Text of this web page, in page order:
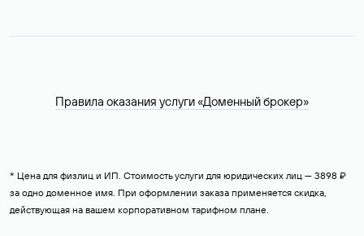
Правила оказания услуги «Доменный брокер»
* Цена для физлиц и ИП. Стоимость услуги для юридических лиц — 3898 ₽
за одно доменное имя. При оформлении заказа применяется скидка,
действующая на вашем корпоративном тарифном плане.